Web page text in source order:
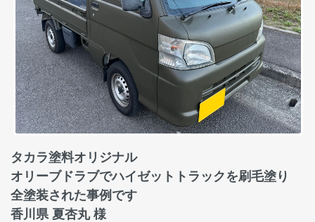
タカラ塗料オリジナル
オリーブドラブでハイゼットトラックを刷毛塗り
全塗装された事例です
香川県 夏杏丸 様